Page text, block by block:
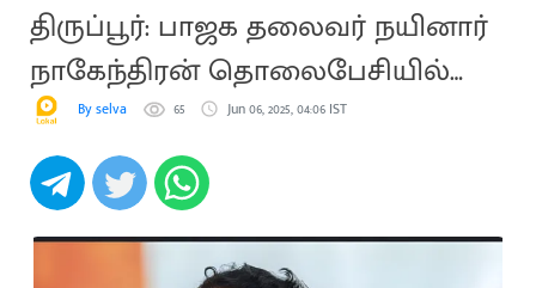
திருப்பூர்: பாஜக தலைவர் நயினார்
நாகேந்திரன் தொலைபேசியில்
ஆறுதல்
By selva 65 Jun 06, 2025, 04:06 IST